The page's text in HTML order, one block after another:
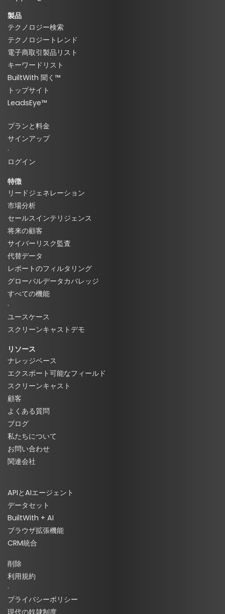
製品
テクノロジー検索
テクノロジートレンド
電子商取引製品リスト
キーワードリスト
BuiltWith 聞く™
トップサイト
LeadsEye™
プランと料金
サインアップ
·
ログイン
特徴
リードジェネレーション
市場分析
セールスインテリジェンス
将来の顧客
サイバーリスク監査
代替データ
レポートのフィルタリング
グローバルデータカバレッジ
すべての機能
·
ユースケース
スクリーンキャストデモ
リソース
ナレッジベース
エクスポート可能なフィールド
スクリーンキャスト
顧客
よくある質問
ブログ
私たちについて
お問い合わせ
関連会社
APIとAIエージェント
データセット
BuiltWith + AI
ブラウザ拡張機能
CRM統合
削除
利用規約
·
プライバシーポリシー
現代の奴隷制度